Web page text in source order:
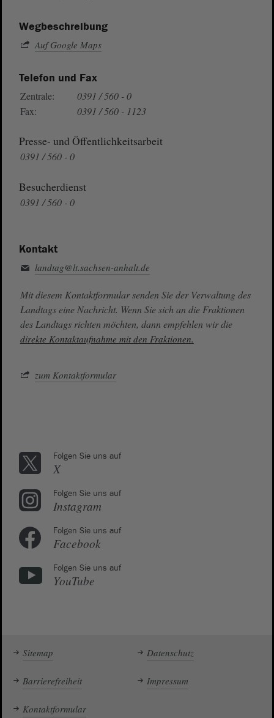
Wegbeschreibung
Auf Google Maps
Telefon und Fax
Zentrale:
0391 / 560 - 0
Fax:
0391 / 560 - 1123
Presse- und Öffentlichkeitsarbeit
0391 / 560 - 0
Besucherdienst
0391 / 560 - 0
Kontakt
landtag@lt.sachsen-anhalt.de
Mit diesem Kontaktformular senden Sie der Verwaltung des
Landtags eine Nachricht. Wenn Sie sich an die Fraktionen
des Landtags richten möchten, dann empfehlen wir die
direkte Kontaktaufnahme mit den Fraktionen.
zum Kontaktformular
Folgen Sie uns auf
X
Folgen Sie uns auf
Instagram
Folgen Sie uns auf
Facebook
Folgen Sie uns auf
YouTube
Sitemap Datenschutz
Barrierefreiheit Impressum
Kontaktformular